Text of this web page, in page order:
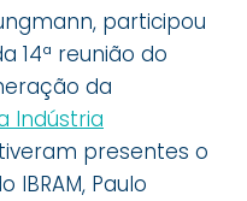
participou
14ª reunião do
da
Indústria
presentes o
Paulo